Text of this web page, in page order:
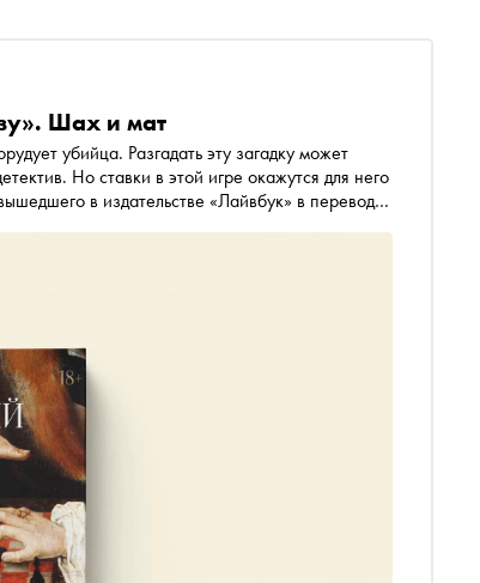
Шах и мат
убийца. Разгадать эту загадку может
Но ставки в этой игре окажутся для него
в издательстве «Лайвбук» в переводе